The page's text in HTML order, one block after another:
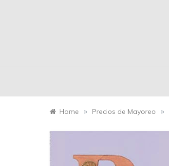
Home » Precios de Mayoreo »